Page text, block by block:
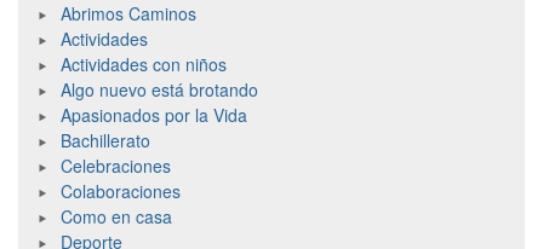
Abrimos Caminos
Actividades
Actividades con niños
Algo nuevo está brotando
Apasionados por la Vida
Bachillerato
Celebraciones
Colaboraciones
Como en casa
Deporte